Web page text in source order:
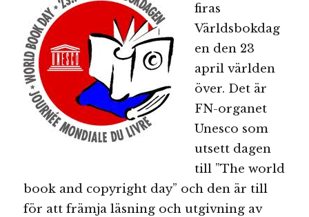
firas
Världsbokdag
en den 23
april världen
över. Det är
FN-organet
Unesco som
utsett dagen
till ”The world
book and copyright day” och den är till
för att främja läsning och utgivning av